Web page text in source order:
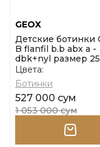
GEOX
Детские ботинки GEOX
B flanfil b.b abx a -
dbk+nyl размер 25
Цвета:
Ботинки
527 000 сум
1 053 000 сум